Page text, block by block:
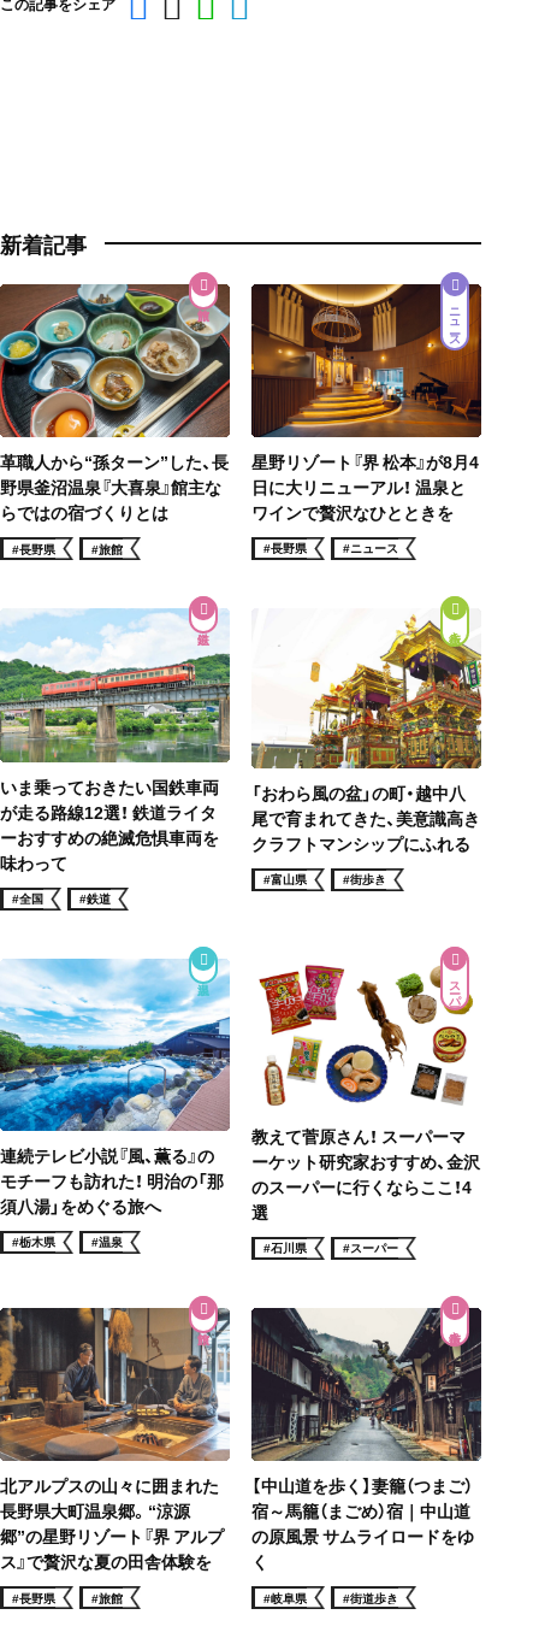
新着記事
革職人から“孫ターン”した、長
野県釜沼温泉『大喜泉』館主な
らではの宿づくりとは
#長野県 #旅館
ニュース
星野リゾート『界 松本』が8月4
日に大リニューアル！ 温泉と
ワインで贅沢なひとときを
#長野県 #ニュース
いま乗っておきたい国鉄車両
が走る路線12選！ 鉄道ライタ
ーおすすめの絶滅危惧車両を
味わって
#全国 #鉄道
街歩き
「おわら風の盆」の町・越中八
尾で育まれてきた、美意識高き
クラフトマンシップにふれる
#富山県 #街歩き
連続テレビ小説『風、薫る』の
モチーフも訪れた！ 明治の「那
須八湯」をめぐる旅へ
#栃木県 #温泉
スーパー
教えて菅原さん！ スーパーマ
ーケット研究家おすすめ、金沢
のスーパーに行くならここ！4
選
#石川県 #スーパー
北アルプスの山々に囲まれた
長野県大町温泉郷。“涼源
郷”の星野リゾート『界 アルプ
ス』で贅沢な夏の田舎体験を
#長野県 #旅館
街道歩き
【中山道を歩く】妻籠（つまご）
宿～馬籠（まごめ）宿｜中山道
の原風景 サムライロードをゆ
く
#岐阜県 #街道歩き